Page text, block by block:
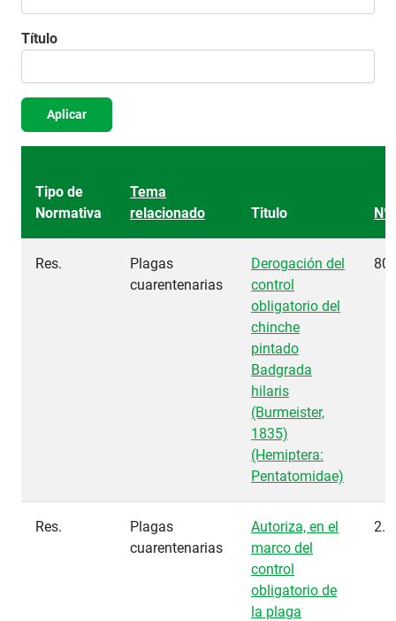
Título
Aplicar
Tipo de
Normativa
Tema
relacionado
Titulo Nº
Res.
Plagas
cuarentenarias
Derogación del
control
obligatorio del
chinche
pintado
Badgrada
hilaris
(Burmeister,
1835)
(Hemiptera:
Pentatomidae)
Res.
Plagas
cuarentenarias
Autoriza, en el
marco del
control
obligatorio de
la plaga